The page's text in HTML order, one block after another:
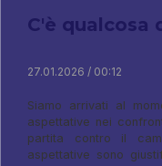
C'è qualcosa
27.01.2026 / 00:12
Siamo arrivati ​​al
aspettative nei
partita contro il
aspettative sono